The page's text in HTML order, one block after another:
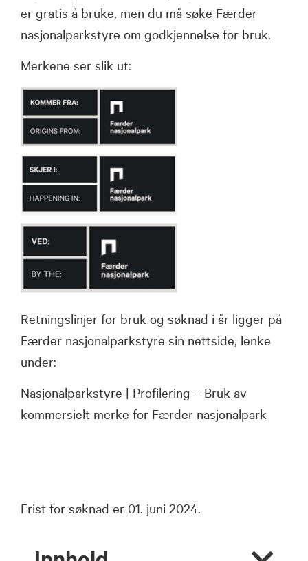
er gratis å bruke, men du må søke Færder
nasjonalparkstyre om godkjennelse for bruk.
Merkene ser slik ut:
Retningslinjer for bruk og søknad i år ligger på
Færder nasjonalparkstyre sin nettside, lenke
under:
Nasjonalparkstyre | Profilering – Bruk av
kommersielt merke for Færder nasjonalpark
Frist for søknad er 01. juni 2024.